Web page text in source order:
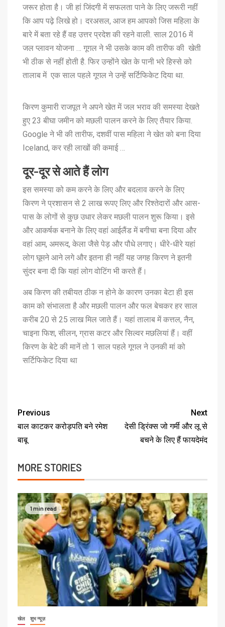
जरूर होता है। जी हां जिंदगी में सफलता पाने के लिए जरूरी नहीं
कि आप पढ़े लिखे हो। दरअसल, आज हम आपको जिस महिला के
बारे में बता रहे हैं वह उत्तर प्रदेश की रहने वाली. साल 2016 में
जल प्लावन योजना … गूगल ने भी उसके काम की तारीफ की खेती
भी ठीक से नहीं होती है. फिर उन्होंने खेत के पानी भरे हिस्से को
तालाब में एक साल पहले गूगल ने उन्हें सर्टिफिकेट दिया था.
किरण कुमारी राजपूत ने अपने खेत में जल भराव की समस्या देखते
हुए 23 बीघा जमीन को मछली पालन करने के लिए तैयार किया.
Google ने भी की तारीफ, दशवीं पास महिला ने खेत को बना दिया
Iceland, कर रही लाखों की कमाई …
दूर-दूर से आते हैं लोग
इस समस्या को कम करने के लिए और बदलाव करने के लिए
किरण ने प्रशासन से 2 लाख रूपए लिए और रिश्तेदारों और आस-
पास के लोगों से कुछ उधार लेकर मछली पालन शुरू किया। इसे
और आकर्षक बनाने के लिए वहां आईलैंड में बगीचा बना दिया और
वहां आम, अमरूद, केला जैसे पेड़ और पौधे लगाए। धीरे-धीरे यहां
लोग घूमने आने लगे और इतना ही नहीं यह जगह किरण ने इतनी
सुंदर बना दी कि यहां लोग वोटिंग भी करते हैं।
अब किरण की तबीयत ठीक न होने के कारण उनका बेटा ही इस
काम को संभालता है और मछली पालन और फल बेचकर हर साल
करीब 20 से 25 लाख मिल जाते हैं। यहां तालाब में कत्तल, नैन,
चाइना फिश, सीलन, ग्रास कटर और सिल्वर मछलियां हैं। वहीं
किरण के बेटे की मानें तो 1 साल पहले गूगल ने उनकी मां को
सर्टिफिकेट दिया था
Previous
बाल काटकर करोड़पति बने रमेश
बाबू
Next
देसी ड्रिंक्स जो गर्मी और लू से
बचने के लिए हैं फायदेमंद
MORE STORIES
1 min read
खेल शुभ न्यूज़